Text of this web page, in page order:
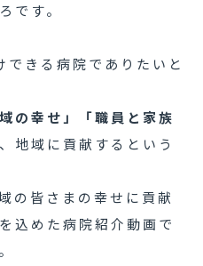
です。
きる病院でありたいと
の幸せ」「職員と家族
地域に貢献するという
の皆さまの幸せに貢献
込めた病院紹介動画で